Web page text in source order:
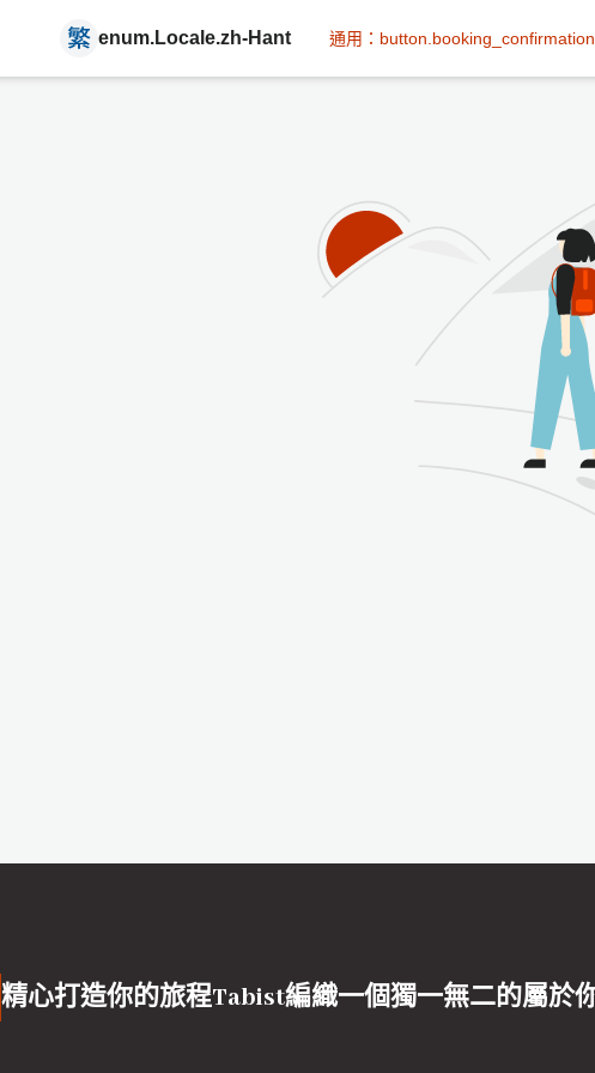
enum.Locale.zh-Hant 通用：button.booking_confirmation
精心打造你的旅程Tabist編織一個獨一無二的屬於